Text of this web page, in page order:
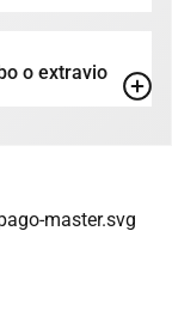
o extravio